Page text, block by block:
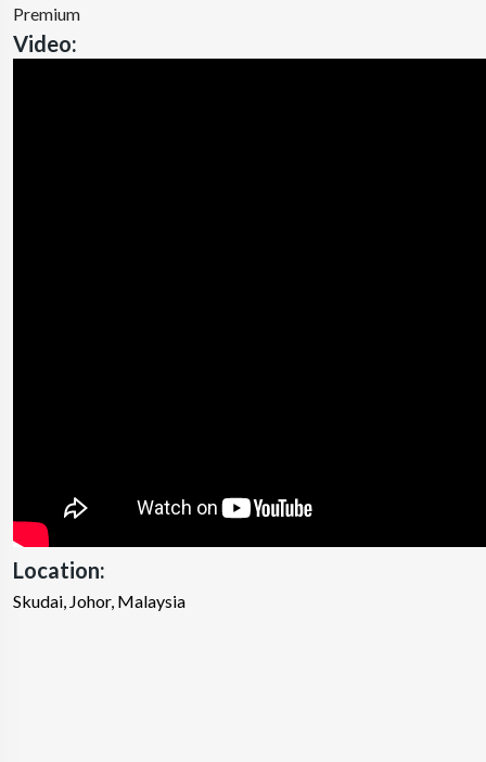
Video:
Location:
Skudai, Johor, Malaysia